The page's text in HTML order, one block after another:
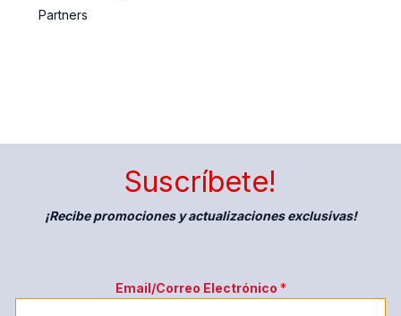
Partners
Suscríbete!
¡Recibe promociones y actualizaciones exclusivas!
m
Email/Correo Electrónico *